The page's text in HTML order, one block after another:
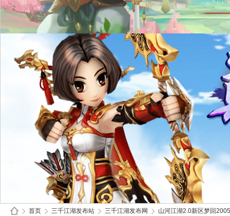
首页 三千江湖发布站 三千江湖发布网 山河江湖2.0新区梦回